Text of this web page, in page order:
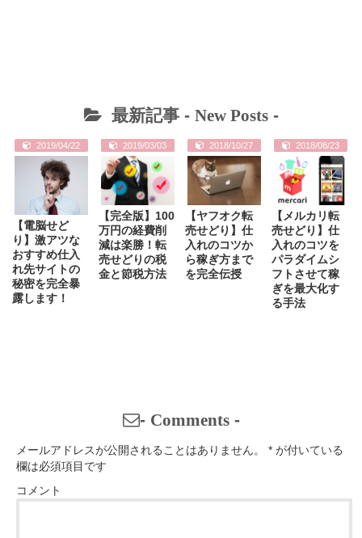
最新記事 - New Posts-
2019/04/22
【電脳せど
り】激アツな
おすすめ仕入
れ先サイトの
秘密を完全暴
露します！
2019/03/03
【完全版】100
万円の経費削
減は楽勝！転
売せどりの税
金と節税方法
2018/10/27
【ヤフオク転
売せどり】仕
入れのコツか
ら稼ぎ方まで
を完全伝授
2018/08/23
【メルカリ転
売せどり】仕
入れのコツを
パラダイムシ
フトさせて稼
ぎを最大化す
る手法
- Comments-
メールアドレスが公開されることはありません。 * が付いている
欄は必須項目です
コメント